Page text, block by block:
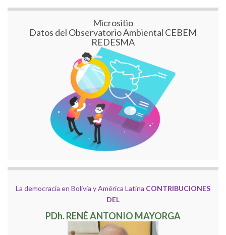
Micrositio
Datos del Observatorio Ambiental CEBEM
REDESMA
La democracia en Bolivia y América Latina CONTRIBUCIONES
DEL
PDh. RENÉ ANTONIO MAYORGA